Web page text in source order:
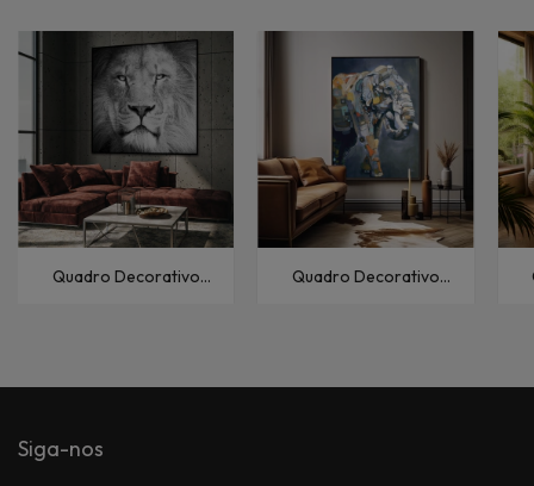
Quadro Decorativo
Quadro Decorativo
Siga-nos